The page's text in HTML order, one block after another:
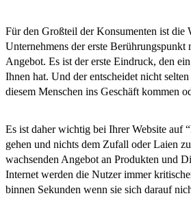
Für den Großteil der Konsumenten ist die
Unternehmens der erste
Angebot. Es ist der erste Eindruck, den
Ihnen hat. Und der entscheidet nicht
diesem Menschen ins Geschäft kommen
Es ist daher wichtig bei Ihrer Website auf
gehen und nichts dem Zufall oder Laien
wachsenden Angebot an Produkten und
Internet werden die Nutzer immer
binnen Sekunden wenn sie sich darauf